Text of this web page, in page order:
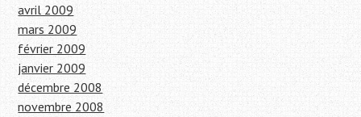
avril 2009
mars 2009
février 2009
janvier 2009
décembre 2008
novembre 2008